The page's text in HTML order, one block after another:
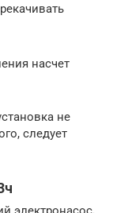
насчет
не
следует